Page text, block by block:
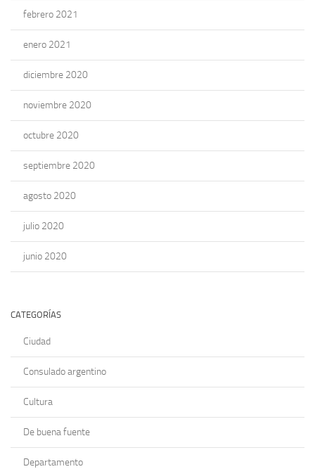
febrero 2021
enero 2021
diciembre 2020
noviembre 2020
octubre 2020
septiembre 2020
agosto 2020
julio 2020
junio 2020
CATEGORÍAS
Ciudad
Consulado argentino
Cultura
De buena fuente
Departamento